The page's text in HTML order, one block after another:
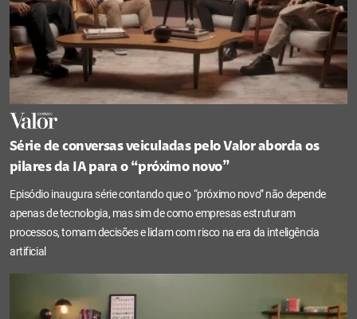
Série de conversas veiculadas pelo Valor aborda os
pilares da IA para o “próximo novo”
Episódio inaugura série contando que o “próximo novo” não depende
apenas de tecnologia, mas sim de como empresas estruturam
processos, tomam decisões e lidam com risco na era da inteligência
artificial